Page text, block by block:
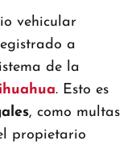
vehicular
a
de la
. Esto es
, como multas
propietario